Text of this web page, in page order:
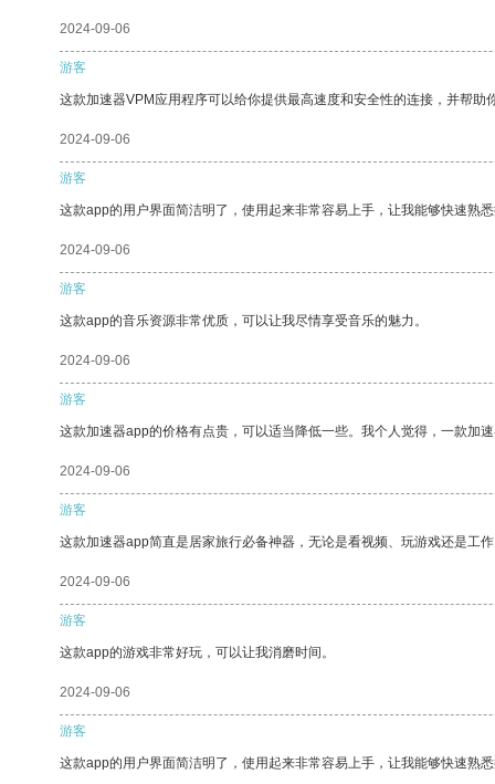
2024-09-06
游客
这款加速器VPM应用程序可以给你提供最高速度和安全性的连接，并帮助
2024-09-06
游客
这款app的用户界面简洁明了，使用起来非常容易上手，让我能够快速熟
2024-09-06
游客
这款app的音乐资源非常优质，可以让我尽情享受音乐的魅力。
2024-09-06
游客
这款加速器app的价格有点贵，可以适当降低一些。我个人觉得，一款加
2024-09-06
游客
这款加速器app简直是居家旅行必备神器，无论是看视频、玩游戏还是工
2024-09-06
游客
这款app的游戏非常好玩，可以让我消磨时间。
2024-09-06
游客
这款app的用户界面简洁明了，使用起来非常容易上手，让我能够快速熟悉